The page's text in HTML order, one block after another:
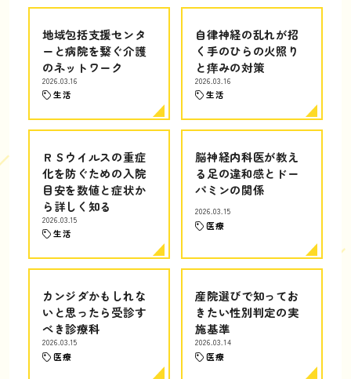
地域包括支援センタ
ーと病院を繋ぐ介護
のネットワーク
2026.03.16
生活
自律神経の乱れが招
く手のひらの火照り
と痒みの対策
2026.03.16
生活
ＲＳウイルスの重症
化を防ぐための入院
目安を数値と症状か
ら詳しく知る
2026.03.15
生活
脳神経内科医が教え
る足の違和感とドー
パミンの関係
2026.03.15
医療
カンジダかもしれな
いと思ったら受診す
べき診療科
2026.03.15
医療
産院選びで知ってお
きたい性別判定の実
施基準
2026.03.14
医療